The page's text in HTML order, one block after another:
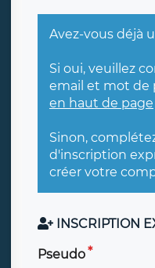
Avez-vous déjà
Si oui, veuillez
email et mot de
en haut de page
Sinon,
d'inscription
créer votre
INSCRIPTION
Pseudo